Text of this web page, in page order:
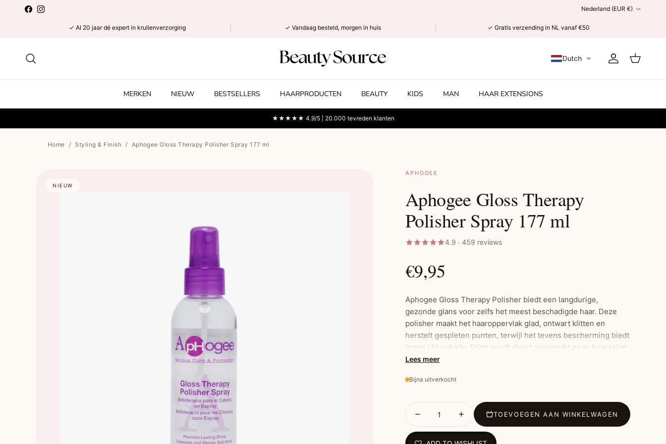
Ga naar inhoud
FacebookInstagram Nederland (EUR €)
✓ Al 20 jaar dé expert in krullenverzorging ✓ Vandaag besteld, morgen in huis ✓ Gratis verzending in NL vanaf €50
Dutch AccountWinkelwagen
MERKEN NIEUW BESTSELLERS HAARPRODUCTEN BEAUTY KIDS MAN HAAR EXTENSIONS
★★★★★ 4.9/5 | 20.000 tevreden klanten
Home / Styling & Finish / Aphogee Gloss Therapy Polisher Spray 177 ml
NIEUW
APHOGEE
Aphogee Gloss Therapy
Polisher Spray 177 ml
4.9 · 459 reviews
€9,95
Aphogee Gloss Therapy Polisher biedt een langdurige,
gezonde glans voor zelfs het meest beschadigde haar. Deze
polisher maakt het haaroppervlak glad, ontwart klitten en
herstelt gespleten punten, terwijl het tevens bescherming biedt
tegen UV-schade. Frizz wordt direct aangepakt en je haar krijgt
een stralende finish. Geschikt voor alle haartypes, van steil tot
Belangrijkste Kenmerken:
Geeft een langdurige, briljante glans
Lees meer
Bijna uitverkocht
TOEVOEGEN AAN WINKELWAGEN